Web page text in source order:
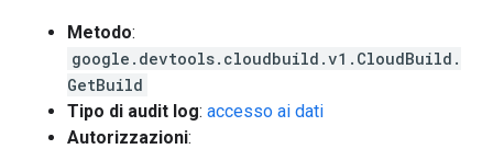
Metodo:
google.devtools.cloudbuild.v1.CloudBuild.
GetBuild
Tipo di audit log: accesso ai dati
Autorizzazioni: